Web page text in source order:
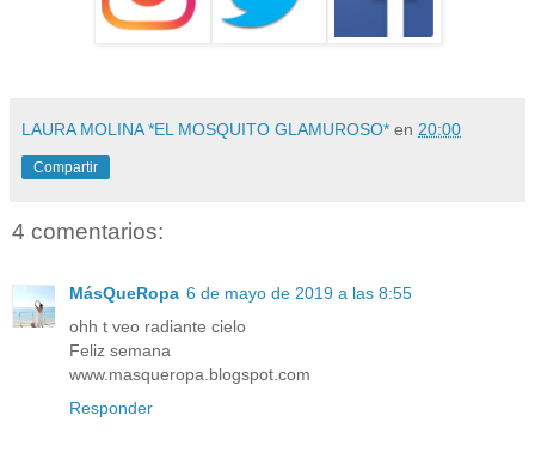
LAURA MOLINA *EL MOSQUITO GLAMUROSO* en 20:00
Compartir
4 comentarios:
MásQueRopa 6 de mayo de 2019 a las 8:55
ohh t veo radiante cielo
Feliz semana
www.masqueropa.blogspot.com
Responder